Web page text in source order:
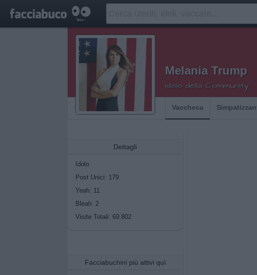
Melania Trump
Idolo della Community
Vaccheca
Dettagli
Idolo
Post Unici: 179
Yeah: 11
Bleah: 2
Visite Totali: 69.802
Facciabuchini più attivi quì